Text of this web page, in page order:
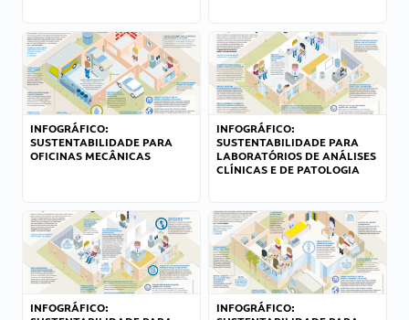
INFOGRÁFICO:
SUSTENTABILIDADE PARA
OFICINAS MECÂNICAS
INFOGRÁFICO:
SUSTENTABILIDADE PARA
LABORATÓRIOS DE ANÁLISES
CLÍNICAS E DE PATOLOGIA
INFOGRÁFICO:
INFOGRÁFICO: